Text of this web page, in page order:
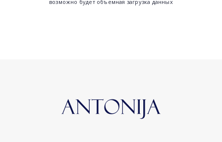
возможно будет объемная загрузка данных